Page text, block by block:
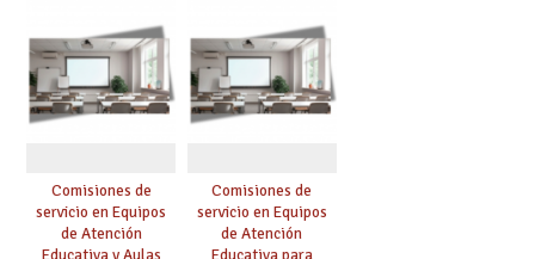
adjudicación
el alumnado con
Trastorno del
Espectro Autista
(Código 2512):
publicada
Comisiones de
servicio en Equipos
de Atención
Educativa y Aulas
Comisiones de
servicio en Equipos
de Atención
Educativa para